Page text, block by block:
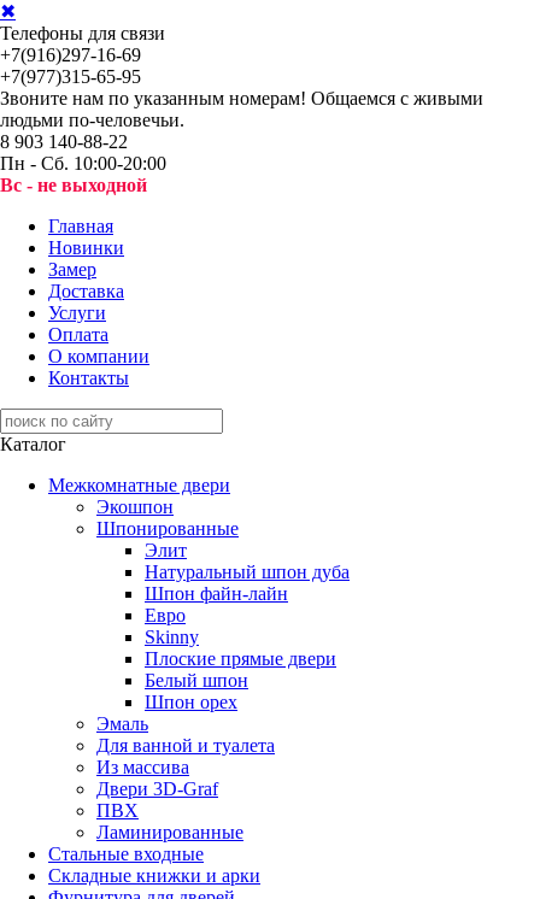
✖
Телефоны для связи
+7(916)297-16-69
+7(977)315-65-95
Звоните нам по указанным номерам! Общаемся с живыми
людьми по-человечьи.
8 903 140-88-22
Пн - Сб. 10:00-20:00
Вс - не выходной
Главная
Новинки
Замер
Доставка
Услуги
Оплата
О компании
Контакты
Каталог
Межкомнатные двери
Экошпон
Шпонированные
Элит
Натуральный шпон дуба
Шпон файн-лайн
Евро
Skinny
Плоские прямые двери
Белый шпон
Шпон орех
Эмаль
Для ванной и туалета
Из массива
Двери 3D-Graf
ПВХ
Ламинированные
Стальные входные
Складные книжки и арки